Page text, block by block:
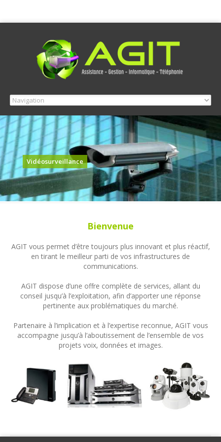
Vidéosurveillance
Bienvenue
AGIT vous permet d’être toujours plus innovant et plus réactif,
en tirant le meilleur parti de vos infrastructures de
communications.
AGIT dispose d’une offre complète de services, allant du
conseil jusqu’à l’exploitation, afin d’apporter une réponse
pertinente aux problématiques du marché.
Partenaire à l’implication et à l’expertise reconnue, AGIT vous
accompagne jusqu’à l’aboutissement de l’ensemble de vos
projets voix, données et images.